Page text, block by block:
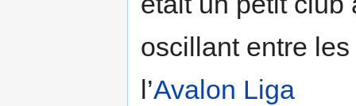
oscillant entre
l’Avalon Liga